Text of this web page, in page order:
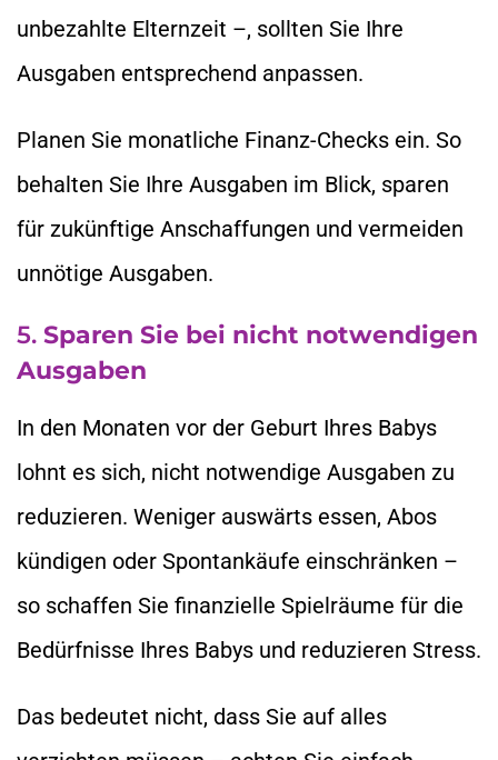
unbezahlte Elternzeit –, sollten Sie Ihre
Ausgaben entsprechend anpassen.
Planen Sie monatliche Finanz-Checks ein. So
behalten Sie Ihre Ausgaben im Blick, sparen
für zukünftige Anschaffungen und vermeiden
unnötige Ausgaben.
5. Sparen Sie bei nicht notwendigen
Ausgaben
In den Monaten vor der Geburt Ihres Babys
lohnt es sich, nicht notwendige Ausgaben zu
reduzieren. Weniger auswärts essen, Abos
kündigen oder Spontankäufe einschränken –
so schaffen Sie finanzielle Spielräume für die
Bedürfnisse Ihres Babys und reduzieren Stress.
Das bedeutet nicht, dass Sie auf alles